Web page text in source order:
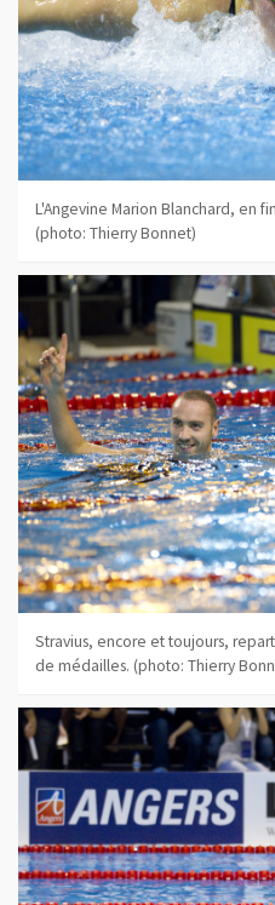
L'Angevine Marion Blanchard, en
(photo: Thierry Bonnet)
Stravius, encore et toujours,
de médailles. (photo: Thierry